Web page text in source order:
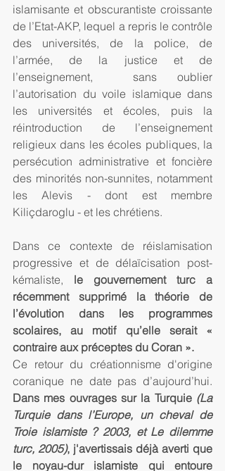
islamisante et obscurantiste croissante
de l’Etat-AKP, lequel a repris le contrôle
des universités, de la police, de
l’armée, de la justice et de
l’enseignement,  sans oublier
l’autorisation du voile islamique dans
les universités et écoles, puis la
réintroduction de l’enseignement
religieux dans les écoles publiques, la
persécution administrative et foncière
des minorités non-sunnites, notamment
les Alevis - dont est membre
Kiliçdaroglu - et les chrétiens.
Dans ce contexte de réislamisation
progressive et de délaïcisation post-
kémaliste, le gouvernement turc a
récemment supprimé la théorie de
l’évolution dans les programmes
scolaires, au motif qu’elle serait «
contraire aux préceptes du Coran ».
Ce retour du créationnisme d'origine
Dans mes ouvrages sur la Turquie (La
Turquie dans l’Europe, un cheval de
Troie islamiste ? 2003, et Le dilemme
turc, 2005), j'avertissais déjà averti que
le noyau-dur islamiste qui entoure